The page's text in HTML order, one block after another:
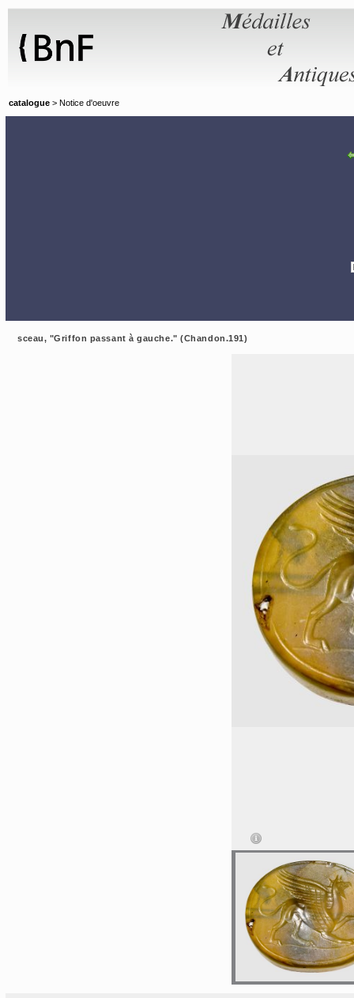
catalogue > Notice d'oeuvre
sceau, "Griffon passant à gauche." (Chandon.191)